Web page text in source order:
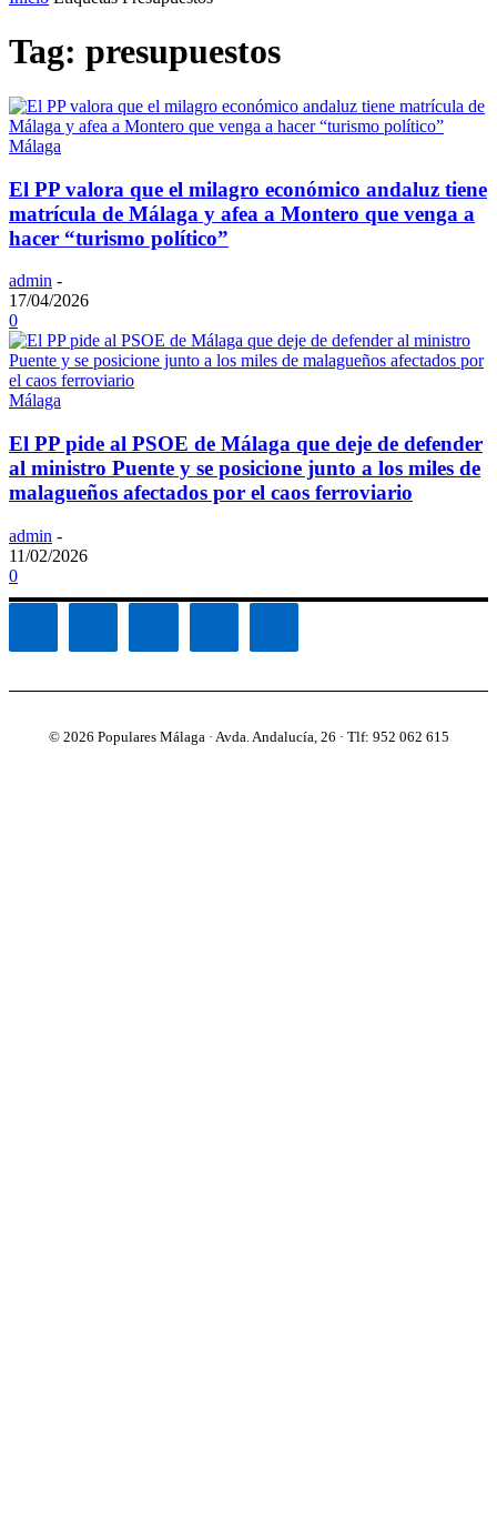
Tag: presupuestos
Málaga
El PP valora que el milagro económico andaluz tiene
matrícula de Málaga y afea a Montero que venga a
hacer “turismo político”
admin -
17/04/2026
0
Málaga
El PP pide al PSOE de Málaga que deje de defender
al ministro Puente y se posicione junto a los miles de
malagueños afectados por el caos ferroviario
admin -
11/02/2026
0
© 2026 Populares Málaga · Avda. Andalucía, 26 · Tlf: 952 062 615